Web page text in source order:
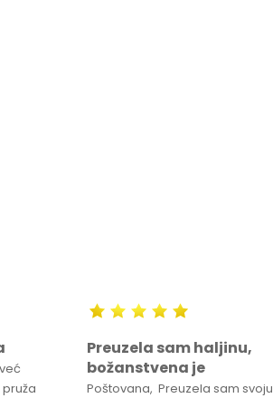
Preuzela sam haljinu,
božanstvena je
Poštovana, Preuzela sam svoju